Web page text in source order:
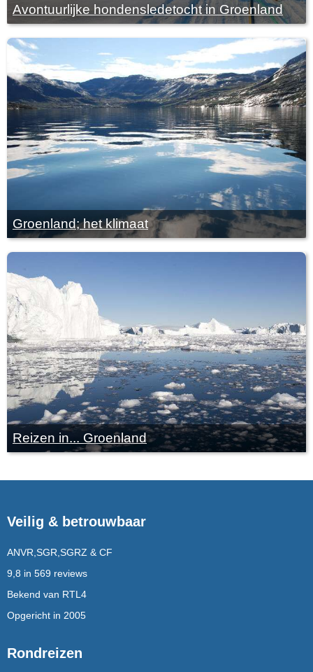
Avontuurlijke hondensledetocht in Groenland
Groenland; het klimaat
Reizen in... Groenland
Veilig & betrouwbaar
ANVR,SGR,SGRZ & CF
9,8 in 569 reviews
Bekend van RTL4
Opgericht in 2005
Rondreizen